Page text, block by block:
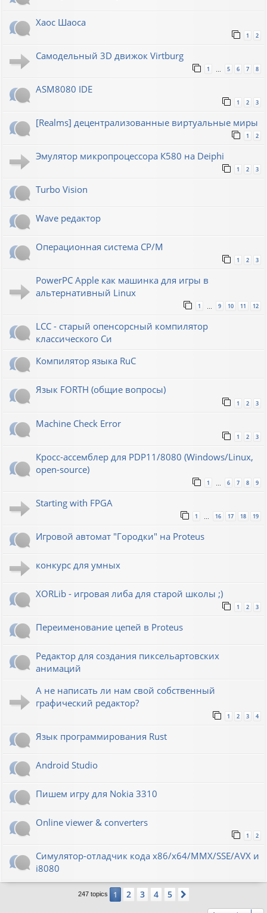
Хаос Шаоса
1 2
Самодельный 3D движок Virtburg
1 5 6 7 8
ASM8080 IDE
1 2 3
[Realms] децентрализованные виртуальные миры
1 2
Эмулятор микропроцессора К580 на Deiphi
1 2 3
Turbo Vision
Wave редактор
Операционная система CP/M
1 2 3
PowerPC Apple как машинка для игры в
альтернативный Linux
1 … 9 10 11 12
LCC - старый опенсорсный компилятор
классического Си
Компилятор языка RuC
Язык FORTH (общие вопросы)
1 2 3
Machine Check Error
1 2 3
Кросс-ассемблер для PDP11/8080 (Windows/Linux,
open-source)
1 6 7 8 9
Starting with FPGA
1 16 17 18 19
Игровой автомат "Городки" на Proteus
конкурс для умных
XORLib - игровая либа для старой школы ;)
1 2 3
Переименование цепей в Proteus
Редактор для создания пиксельартовских
анимаций
А не написать ли нам свой собственный
графический редактор?
1 2 3 4
Язык программирования Rust
Android Studio
Пишем игру для Nokia 3310
Online viewer & converters
1 2
Симулятор-отладчик кода x86/x64/MMX/SSE/AVX и
i8080
247 topics 1 2 3 4 5